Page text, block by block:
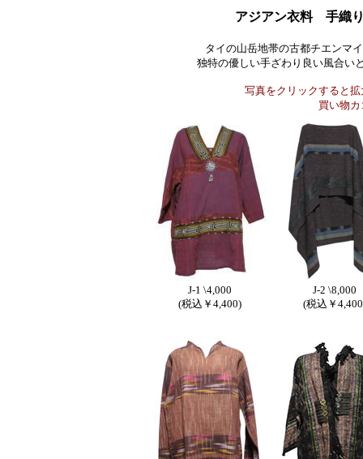
アジアン衣料 手織
タイの山岳地帯の古都チエンマ
独特の優しい手ざわり良い風合い
写真をクリックすると
買い物
J-1 \4,000
(税込￥4,400)
J-2 \8,000
(税込￥